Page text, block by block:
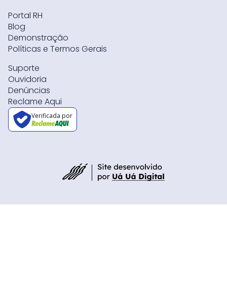
Portal RH
Blog
Demonstração
Políticas e Termos Gerais
Suporte
Ouvidoria
Denúncias
Reclame Aqui
Verificada por